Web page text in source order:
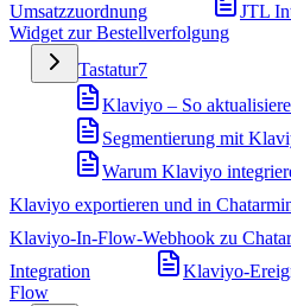
Umsatzzuordnung
JTL
Widget zur Bestellverfolgung
Tastatur7
Klaviyo – So
Segmentierung mit
Warum Klaviyo
Klaviyo exportieren und in
Klaviyo-In-Flow-Webhook zu
Integration
Klaviyo-
Flow